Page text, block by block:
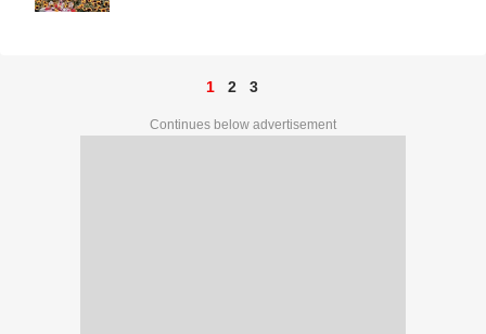
1 2 3
Continues below advertisement